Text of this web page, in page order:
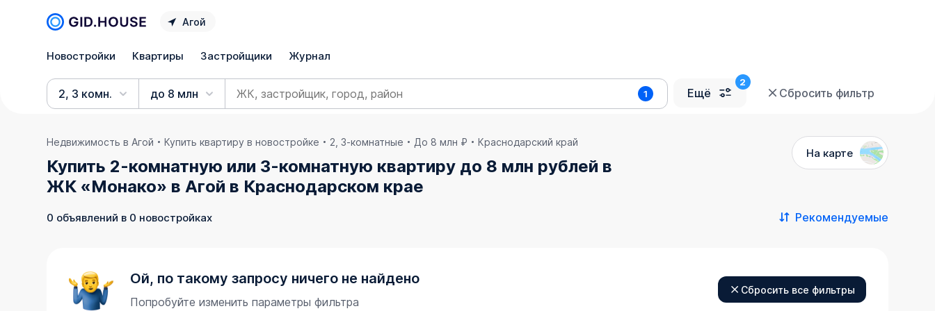
Агой
Новостройки Квартиры Застройщики Журнал
2, 3 комн. до 8 млн 1 Ещё Сбросить фильтр
Недвижимость в Агой Купить квартиру в новостройке 2, 3-комнатные До 8 млн ₽ Краснодарский край
Купить 2-комнатную или 3-комнатную квартиру до 8 млн рублей в
ЖК «Монако» в Агой в Краснодарском крае
На карте
0 объявлений в 0 новостройках Рекомендуемые
Ой, по такому запросу ничего не найдено
Попробуйте изменить параметры фильтра
Сбросить все фильтры